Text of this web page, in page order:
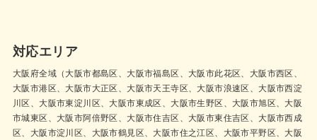
対応エリア
大阪府全域（大阪市都島区、大阪市福島区、大阪市此花区、大阪市西区、
大阪市港区、大阪市大正区、大阪市天王寺区、大阪市浪速区、大阪市西淀
川区、大阪市東淀川区、大阪市東成区、大阪市生野区、大阪市旭区、大阪
市城東区、大阪市阿倍野区、大阪市住吉区、大阪市東住吉区、大阪市西成
区、大阪市淀川区、大阪市鶴見区、大阪市住之江区、大阪市平野区、大阪